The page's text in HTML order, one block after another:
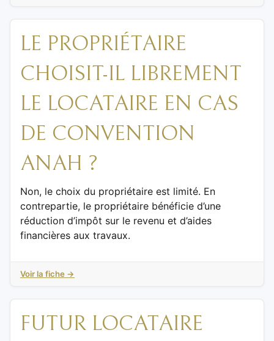
LE PROPRIÉTAIRE
CHOISIT-IL LIBREMENT
LE LOCATAIRE EN CAS
DE CONVENTION
ANAH ?
Non, le choix du propriétaire est limité. En
contrepartie, le propriétaire bénéficie d’une
réduction d’impôt sur le revenu et d’aides
financières aux travaux.
Voir la fiche →
FUTUR LOCATAIRE